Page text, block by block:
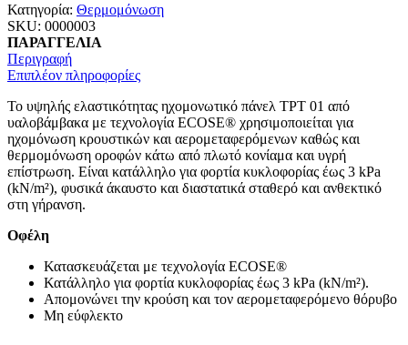
Κατηγορία: Θερμομόνωση
SKU: 0000003
ΠΑΡΑΓΓΕΛΙΑ
Περιγραφή
Επιπλέον πληροφορίες
Το υψηλής ελαστικότητας ηχομονωτικό πάνελ TPT 01 από
υαλοβάμβακα με τεχνολογία ECOSE® χρησιμοποιείται για
ηχομόνωση κρουστικών και αερομεταφερόμενων καθώς και
θερμομόνωση οροφών κάτω από πλωτό κονίαμα και υγρή
επίστρωση. Είναι κατάλληλο για φορτία κυκλοφορίας έως 3 kPa
(kN/m²), φυσικά άκαυστο και διαστατικά σταθερό και ανθεκτικό
στη γήρανση.
Οφέλη
Κατασκευάζεται με τεχνολογία ECOSE®
Κατάλληλο για φορτία κυκλοφορίας έως 3 kPa (kN/m²).
Απομονώνει την κρούση και τον αερομεταφερόμενο θόρυβο
Μη εύφλεκτο